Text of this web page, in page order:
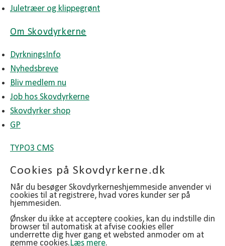
Juletræer og klippegrønt
Om Skovdyrkerne
DyrkningsInfo
Nyhedsbreve
Bliv medlem nu
Job hos Skovdyrkerne
Skovdyrker shop
GP
TYPO3 CMS
Cookies på Skovdyrkerne.dk
Når du besøger Skovdyrkerneshjemmeside anvender vi
cookies til at registrere, hvad vores kunder ser på
hjemmesiden.
Ønsker du ikke at acceptere cookies, kan du indstille din
browser til automatisk at afvise cookies eller
underrette dig hver gang et websted anmoder om at
gemme cookies.Læs mere.